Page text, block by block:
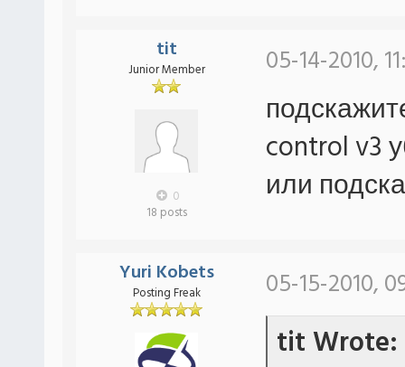
tit
Junior Member
0
18 posts
05-14-2010,
control v3
или
Yuri Kobets
Posting Freak 05-15-2010,
tit Wrote: